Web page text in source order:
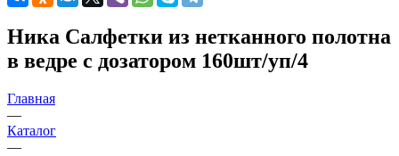
Ника Салфетки из нетканного полотна
в ведре с дозатором 160шт/уп/4
Главная
—
Каталог
—